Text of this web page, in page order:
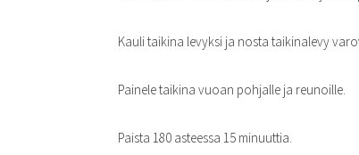
Kauli taikina levyksi ja nosta taikinalevy
Painele taikina vuoan pohjalle ja reunoille.
Paista 180 asteessa 15 minuuttia.